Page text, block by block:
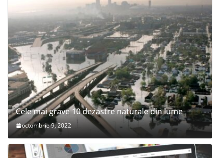
Cele mai grave 10 dezastre naturale din lume
octombrie 9, 2022